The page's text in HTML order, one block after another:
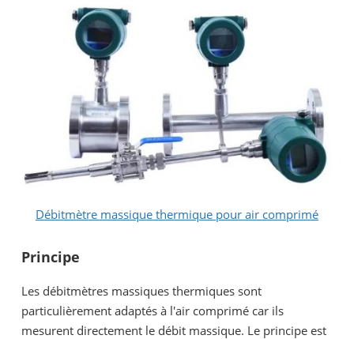
Débitmètre massique thermique pour air comprimé
Principe
Les débitmètres massiques thermiques sont
particulièrement adaptés à l'air comprimé car ils
mesurent directement le débit massique. Le principe est